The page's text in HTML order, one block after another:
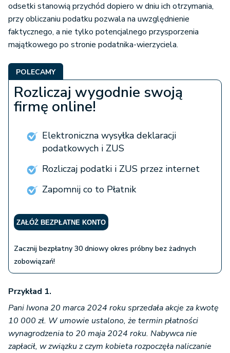
odsetki stanowią przychód dopiero w dniu ich otrzymania,
przy obliczaniu podatku pozwala na uwzględnienie
faktycznego, a nie tylko potencjalnego przysporzenia
majątkowego po stronie podatnika-wierzyciela.
POLECAMY
Rozliczaj wygodnie swoją
firmę online!
Elektroniczna wysyłka deklaracji
podatkowych i ZUS
Rozliczaj podatki i ZUS przez internet
Zapomnij co to Płatnik
ZAŁÓŻ BEZPŁATNE KONTO
Zacznij bezpłatny 30 dniowy okres próbny bez żadnych
zobowiązań!
Przykład 1.
Pani Iwona 20 marca 2024 roku sprzedała akcje za kwotę
10 000 zł. W umowie ustalono, że termin płatności
wynagrodzenia to 20 maja 2024 roku. Nabywca nie
zapłacił, w związku z czym kobieta rozpoczęła naliczanie